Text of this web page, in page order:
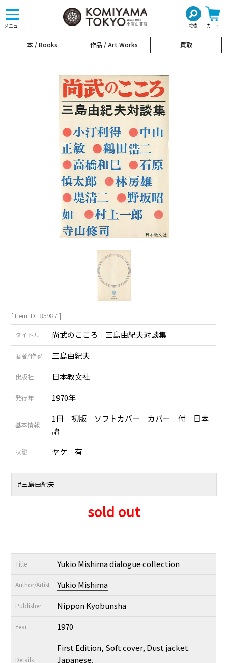
メニュー 検索 カート
toggle
navigation
本 / Books 作品 / Art Works 買取
[ Item ID : 83987 ]
タイトル 尚武のこころ 三島由紀夫対談集
著者/作家 三島由紀夫
出版社 日本教文社
発行年 1970年
基本情報
1冊 初版 ソフトカバー カバー 付 日本
語
状態 ヤケ 有
#三島由紀夫
sold out
Title Yukio Mishima dialogue collection
Author/Artist Yukio Mishima
Publisher Nippon Kyobunsha
Year 1970
Details
First Edition, Soft cover, Dust jacket.
Japanese.